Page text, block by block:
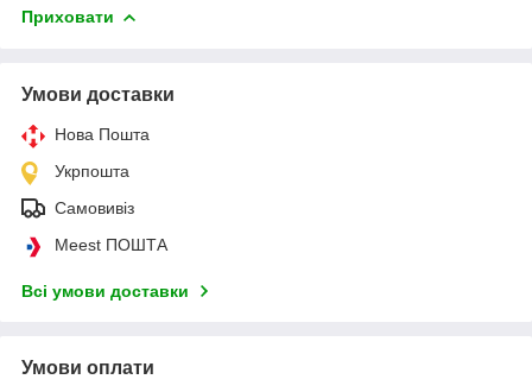
Приховати
Умови доставки
Нова Пошта
Укрпошта
Самовивіз
Meest ПОШТА
Всі умови доставки
Умови оплати